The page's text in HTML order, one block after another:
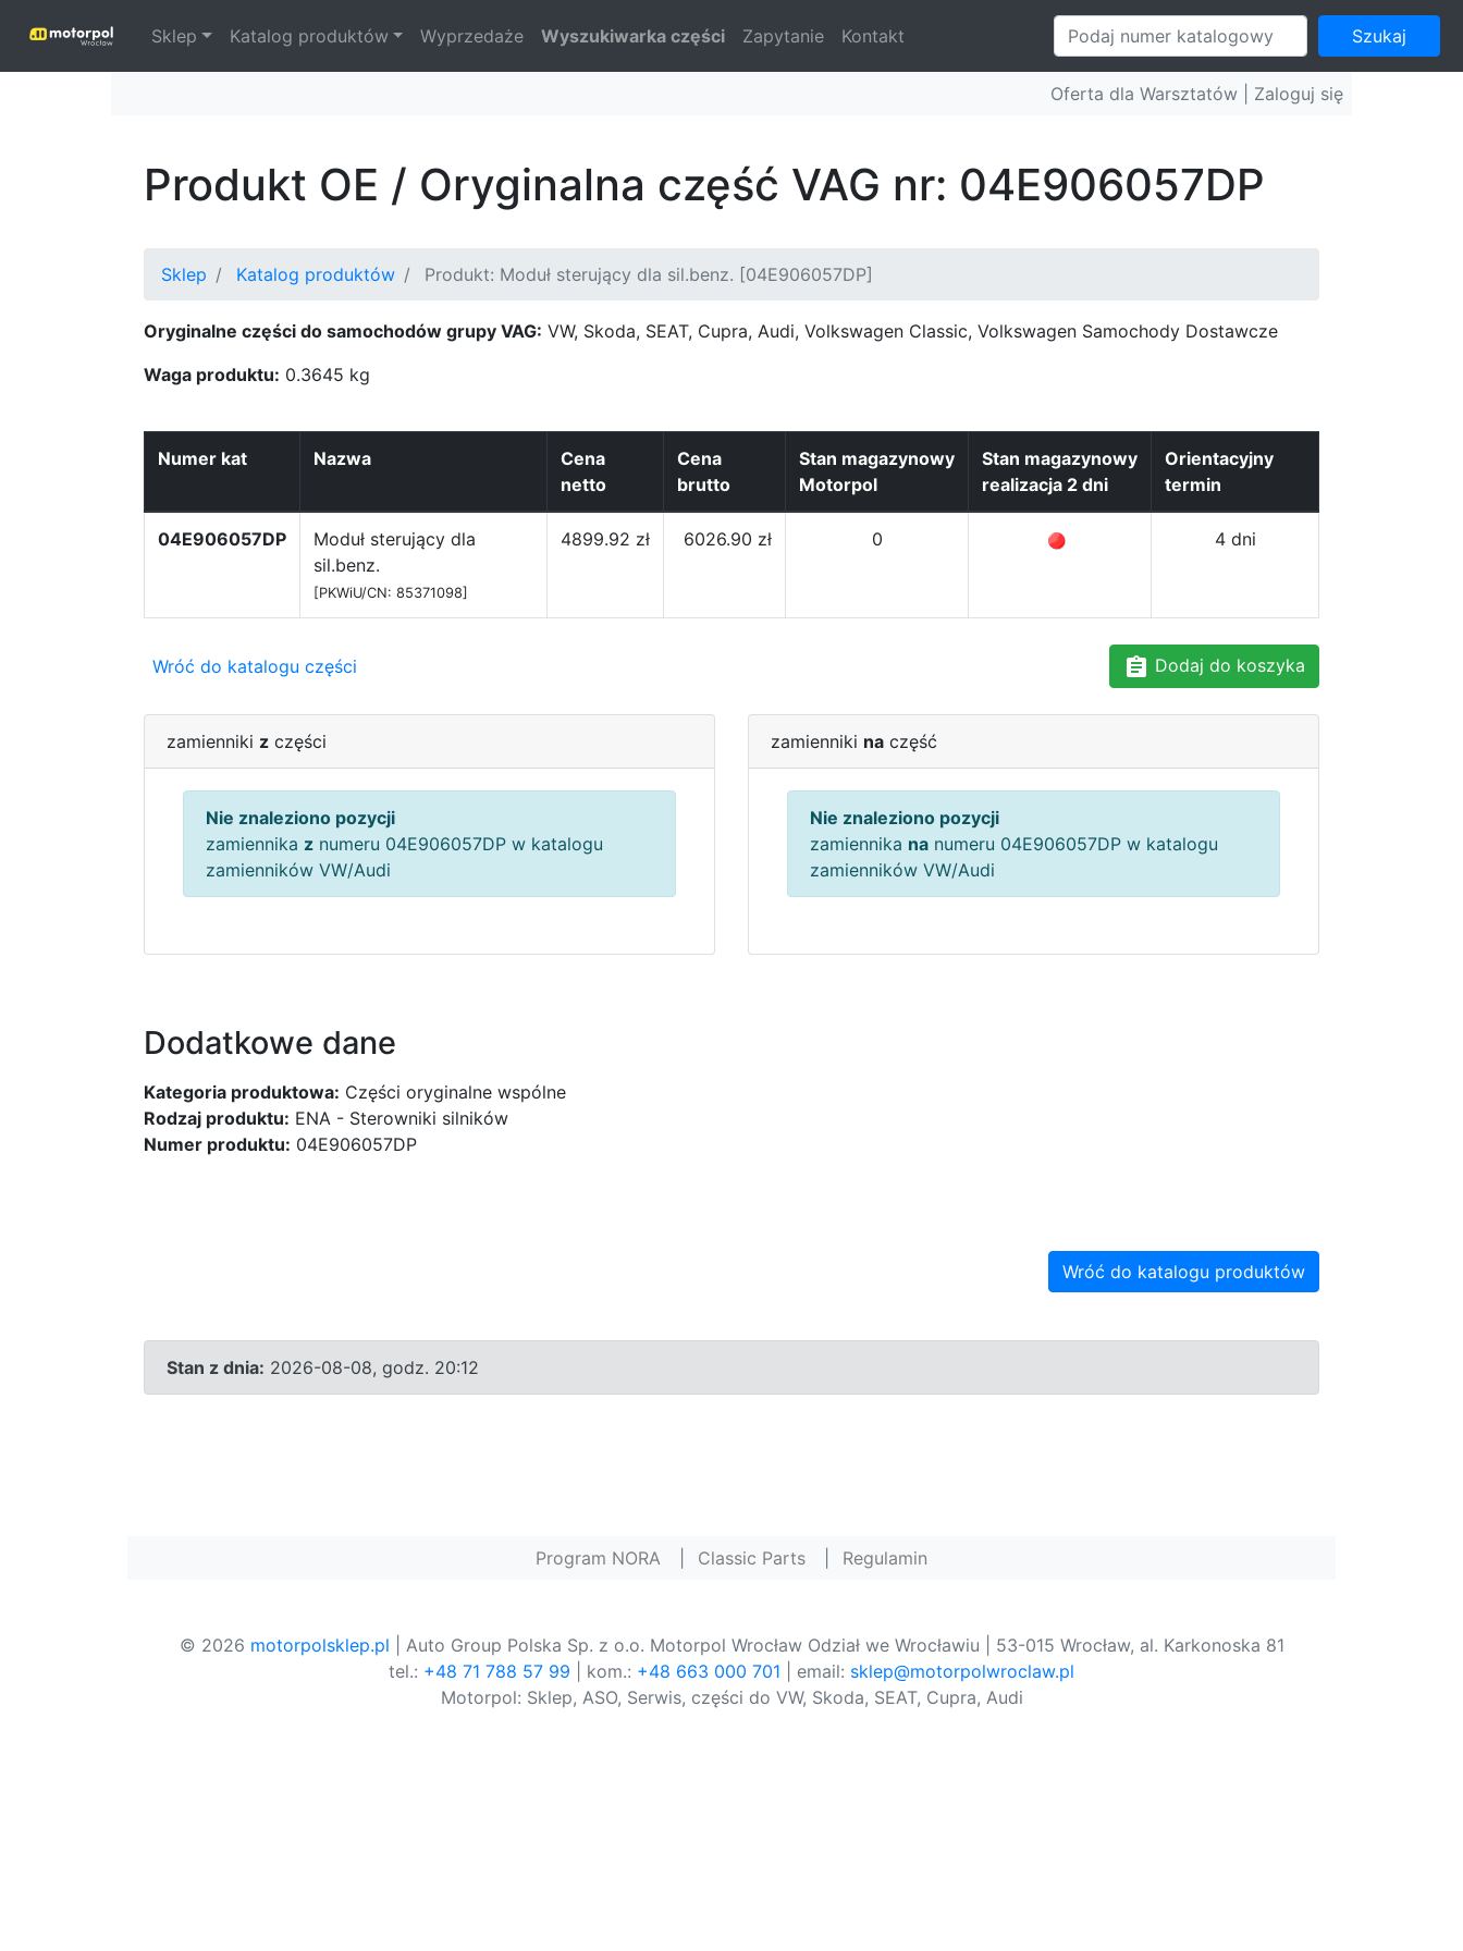
Sklep Katalog produktów Wyprzedaże Wyszukiwarka części Zapytanie Kontakt Szukaj
Oferta dla Warsztatów | Zaloguj się
Produkt OE / Oryginalna część VAG nr: 04E906057DP
Sklep Katalog produktów Produkt: Moduł sterujący dla sil.benz. [04E906057DP]
Oryginalne części do samochodów grupy VAG: VW, Skoda, SEAT, Cupra, Audi, Volkswagen Classic, Volkswagen Samochody Dostawcze
Waga produktu: 0.3645 kg
Numer kat Nazwa
Cena
netto
Cena
brutto
Stan magazynowy
Motorpol
Stan magazynowy
realizacja 2 dni
Orientacyjny
termin
04E906057DP
Moduł sterujący dla
sil.benz.
[PKWiU/CN: 85371098]
4899.92 zł 6026.90 zł 0 4 dni
Wróć do katalogu części Dodaj do koszyka
zamienniki z części
Nie znaleziono pozycji
zamiennika z numeru 04E906057DP w katalogu
zamienników VW/Audi
zamienniki na część
Nie znaleziono pozycji
zamiennika na numeru 04E906057DP w katalogu
zamienników VW/Audi
Dodatkowe dane
Kategoria produktowa: Części oryginalne wspólne
Rodzaj produktu: ENA - Sterowniki silników
Numer produktu: 04E906057DP
Wróć do katalogu produktów
Stan z dnia: 2026-08-08, godz. 20:12
Program NORA Classic Parts Regulamin
© 2026 motorpolsklep.pl | Auto Group Polska Sp. z o.o. Motorpol Wrocław Odział we Wrocławiu | 53-015 Wrocław, al. Karkonoska 81
tel.: +48 71 788 57 99 | kom.: +48 663 000 701 | email: sklep@motorpolwroclaw.pl
Motorpol: Sklep, ASO, Serwis, części do VW, Skoda, SEAT, Cupra, Audi